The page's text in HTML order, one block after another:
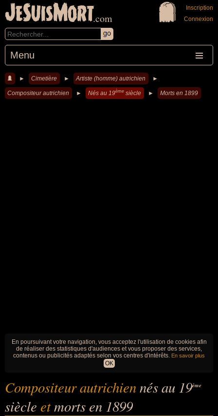
JeSuisMort.com
Menu
Inscription
Connexion
► Cimetière ► Artiste (homme) autrichien ►
Compositeur autrichien ► Nés au 19ème siècle ► Morts en 1899
En poursuivant votre navigation, vous acceptez l'utilisation de cookies afin
de réaliser des statistiques d'audiences et vous proposer des services,
contenus ou publicités adaptés selon vos centres d'intérêts. En savoir plus
OK
Compositeur autrichiennés au 19ème
siècle etmorts en 1899